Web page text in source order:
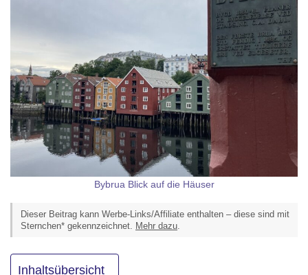
Bybrua Blick auf die Häuser
Dieser Beitrag kann Werbe-Links/Affiliate enthalten – diese sind mit
Sternchen* gekennzeichnet. Mehr dazu.
Inhaltsübersicht